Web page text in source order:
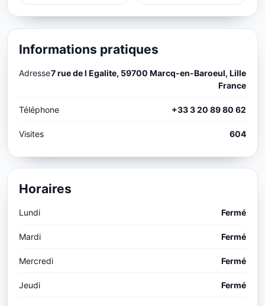
Informations pratiques
Adresse7 rue de l Egalite, 59700 Marcq-en-Baroeul, Lille
France
Téléphone +33 3 20 89 80 62
Visites 604
Horaires
Lundi Fermé
Mardi Fermé
Mercredi Fermé
Jeudi Fermé